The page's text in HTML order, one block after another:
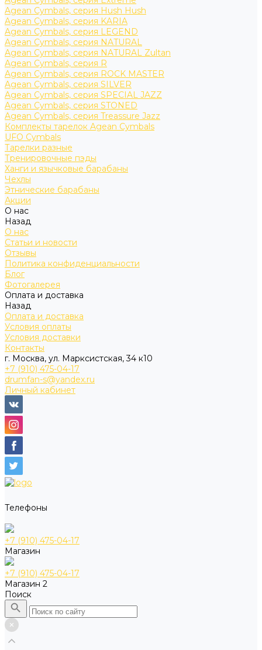
Agean Cymbals, серия Hush Hush
Agean Cymbals, серия KARIA
Agean Cymbals, серия LEGEND
Agean Cymbals, серия NATURAL
Agean Cymbals, серия NATURAL Zultan
Agean Cymbals, серия R
Agean Cymbals, серия ROCK MASTER
Agean Cymbals, серия SILVER
Agean Cymbals, серия SPECIAL JAZZ
Agean Cymbals, серия STONED
Agean Cymbals, серия Treassure Jazz
Комплекты тарелок Agean Cymbals
UFO Cymbals
Тарелки разные
Тренировочные пэды
Ханги и язычковые барабаны
Чехлы
Этнические барабаны
Акции
О нас
Назад
О нас
Статьи и новости
Отзывы
Политика конфиденциальности
Блог
Фотогалерея
Оплата и доставка
Назад
Оплата и доставка
Условия оплаты
Условия доставки
Контакты
г. Москва, ул. Марксистская, 34 к10
+7 (910) 475-04-17
drumfan-s@yandex.ru
Личный кабинет
Телефоны
+7 (910) 475-04-17
Магазин
+7 (910) 475-04-17
Магазин 2
Поиск